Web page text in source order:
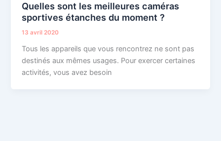
Quelles sont les meilleures caméras
sportives étanches du moment ?
13 avril 2020
Tous les appareils que vous rencontrez ne sont pas
destinés aux mêmes usages. Pour exercer certaines
activités, vous avez besoin